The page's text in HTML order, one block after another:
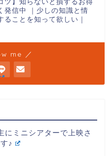
ツ】知らないと損するお得
発信中 ｜少しの知識と情
ことを知って欲しい｜
me ／
にミニシアターで上映さ
♪